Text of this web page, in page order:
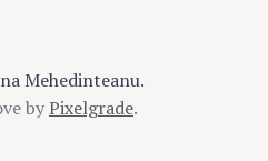
Mehedinteanu.
byPixelgrade.